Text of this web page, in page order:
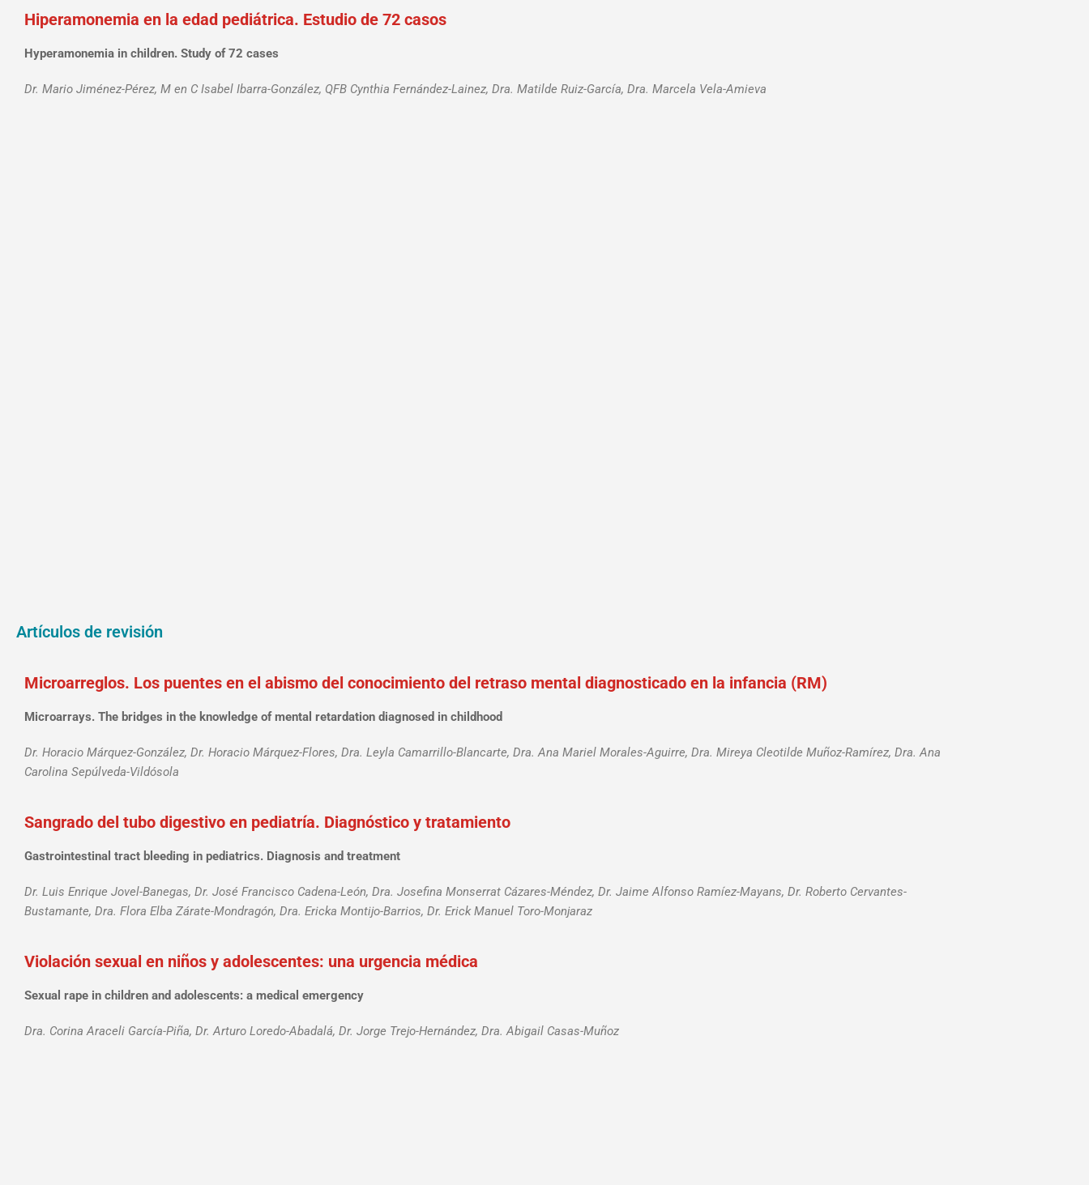
Hiperamonemia en la edad pediátrica. Estudio de 72 casos
Hyperamonemia in children. Study of 72 cases
Dr. Mario Jiménez-Pérez, M en C Isabel Ibarra-González, QFB Cynthia Fernández-Lainez, Dra. Matilde Ruiz-García, Dra. Marcela Vela-Amieva
Artículos de revisión
Microarreglos. Los puentes en el abismo del conocimiento del retraso mental diagnosticado en la infancia (RM)
Microarrays. The bridges in the knowledge of mental retardation diagnosed in childhood
Dr. Horacio Márquez-González, Dr. Horacio Márquez-Flores, Dra. Leyla Camarrillo-Blancarte, Dra. Ana Mariel Morales-Aguirre, Dra. Mireya Cleotilde Muñoz-Ramírez, Dra. Ana
Carolina Sepúlveda-Vildósola
Sangrado del tubo digestivo en pediatría. Diagnóstico y tratamiento
Gastrointestinal tract bleeding in pediatrics. Diagnosis and treatment
Dr. Luis Enrique Jovel-Banegas, Dr. José Francisco Cadena-León, Dra. Josefina Monserrat Cázares-Méndez, Dr. Jaime Alfonso Ramíez-Mayans, Dr. Roberto Cervantes-
Bustamante, Dra. Flora Elba Zárate-Mondragón, Dra. Ericka Montijo-Barrios, Dr. Erick Manuel Toro-Monjaraz
Violación sexual en niños y adolescentes: una urgencia médica
Sexual rape in children and adolescents: a medical emergency
Dra. Corina Araceli García-Piña, Dr. Arturo Loredo-Abadalá, Dr. Jorge Trejo-Hernández, Dra. Abigail Casas-Muñoz